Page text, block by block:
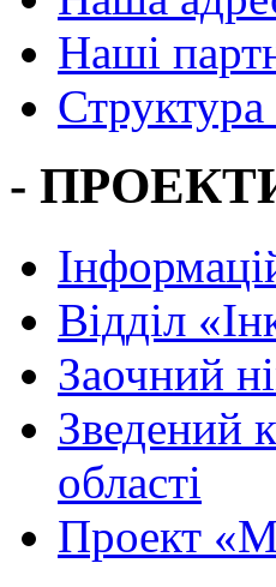
Наші
Структура
-
Вiддiл
Заочний
Зведений
області
Проект